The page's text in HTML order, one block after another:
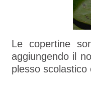
Le copertine
aggiungendo il
plesso